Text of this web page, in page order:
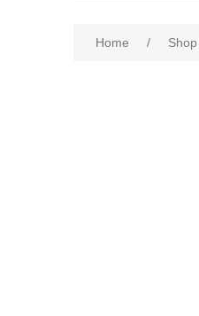
Home / Shop